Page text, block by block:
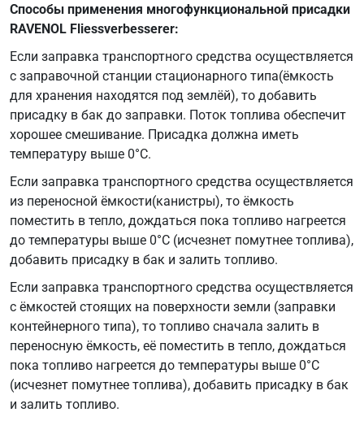
Способы применения многофункциональной присадки
RAVENOL Fliessverbesserer:
Если заправка транспортного средства осуществляется
с заправочной станции стационарного типа(ёмкость
для хранения находятся под землёй), то добавить
присадку в бак до заправки. Поток топлива обеспечит
хорошее смешивание. Присадка должна иметь
температуру выше 0°C.
Если заправка транспортного средства осуществляется
из переносной ёмкости(канистры), то ёмкость
поместить в тепло, дождаться пока топливо нагреется
до температуры выше 0°C (исчезнет помутнее топлива),
добавить присадку в бак и залить топливо.
Если заправка транспортного средства осуществляется
с ёмкостей стоящих на поверхности земли (заправки
контейнерного типа), то топливо сначала залить в
переносную ёмкость, её поместить в тепло, дождаться
пока топливо нагреется до температуры выше 0°C
(исчезнет помутнее топлива), добавить присадку в бак
и залить топливо.